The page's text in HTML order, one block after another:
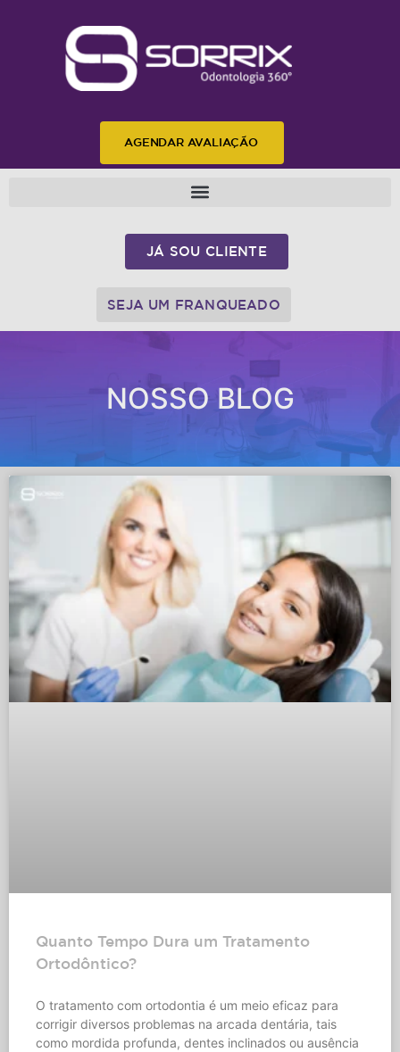
AGENDAR AVALIAÇÃO
JÁ SOU CLIENTE
SEJA UM FRANQUEADO
NOSSO BLOG
Quanto Tempo Dura um Tratamento
Ortodôntico?
O tratamento com ortodontia é um meio eficaz para
corrigir diversos problemas na arcada dentária, tais
como mordida profunda, dentes inclinados ou ausência